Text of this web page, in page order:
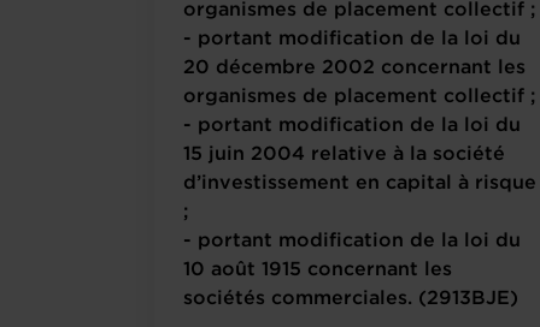
organismes de placement collectif ;
- portant modification de la loi du
20 décembre 2002 concernant les
organismes de placement collectif ;
- portant modification de la loi du
15 juin 2004 relative à la société
d’investissement en capital à risque
;
- portant modification de la loi du
10 août 1915 concernant les
sociétés commerciales. (2913BJE)